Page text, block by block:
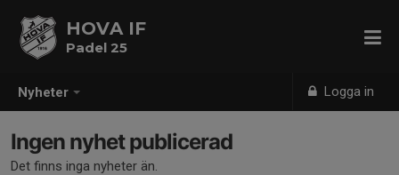
Nyheter Logga in
HOVA IF
Padel 25
Ingen nyhet publicerad
Det finns inga nyheter än.